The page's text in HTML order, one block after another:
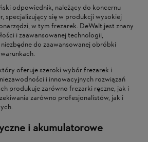
odpowiednik, należący do koncernu
specjalizujący się w produkcji wysokiej
w tym frezarek. DeWalt jest znany
i zaawansowanej technologii,
do zaawansowanej obróbki
oferuje szeroki wybór frezarek i
i innowacyjnych rozwiązań
produkuje zarówno frezarki ręczne, jak i
zarówno profesjonalistów, jak i
i akumulatorowe